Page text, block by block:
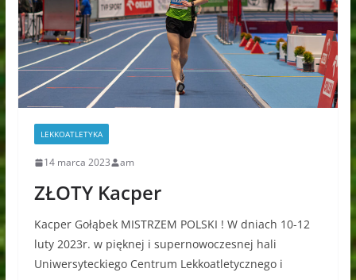
LEKKOATLETYKA
14 marca 2023 am
ZŁOTY Kacper
Kacper Gołąbek MISTRZEM POLSKI ! W dniach 10-12
luty 2023r. w pięknej i supernowoczesnej hali
Uniwersyteckiego Centrum Lekkoatletycznego i